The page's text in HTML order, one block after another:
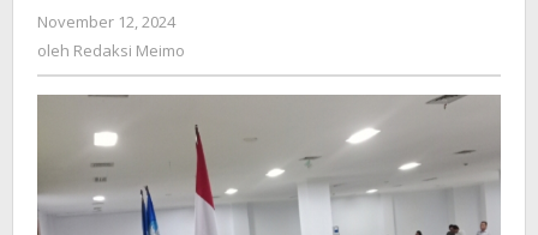
Jabatannya
Rektor
November 12, 2024
oleh Redaksi Meimo